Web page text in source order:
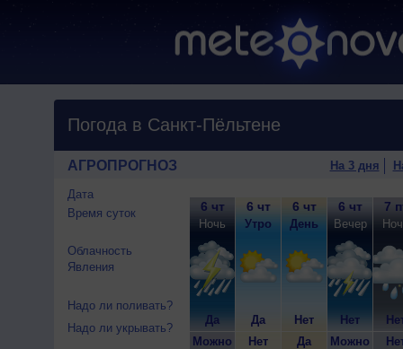
Погода в Санкт-Пёльтене
АГРОПРОГНОЗ На 3 дня
Дата
Время суток
Облачность
Явления
Надо ли поливать?
Надо ли укрывать?
6 чт
Ночь
Да
Можно
6 чт
Утро
Да
Нет
6 чт
День
Нет
Да
6 чт
Вечер
Нет
Можно
7